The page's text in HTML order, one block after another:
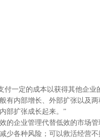
一定的成本以获得其他企
内部增长、外部扩张以
部扩张成长起来。”
业管理代替低效的市场
各种风险；可以救活经营